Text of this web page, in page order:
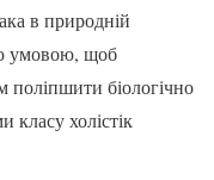
в природній
умовою, щоб
поліпшити біологічно
класу холістік